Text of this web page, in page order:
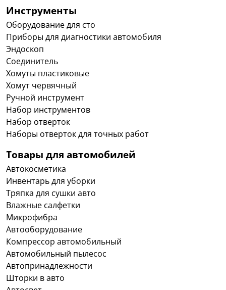
Как выбрать подходящее
оборудование для конкретных
задач?
Выбор техники зависит от интенсивности
использования, площади обслуживания и видов
загрязнений, с которыми приходится сталкиваться
регулярно. В бытовом применении подойдут
компактные модели с умеренными показателями
давления. Если же оборудование используется
ежедневно, стоит обратить внимание на более
производительные решения.
При подборе рекомендуется учитывать
следующие параметры:
рабочее давление и производительность;
совместимость с используемой автохимией;
удобство подключения и обслуживания;
наличие дополнительных насадок;
качество фильтрации воды;
устойчивость комплектующих к износу.
Предприятия проявляют особый интерес к
профессиональному оборудованию для мойки
Инструменты
Оборудование для сто
Приборы для диагностики автомобиля
Эндоскоп
Соединитель
Хомуты пластиковые
Хомут червячный
Ручной инструмент
Набор инструментов
Набор отверток
Наборы отверток для точных работ
Товары для автомобилей
Автокосметика
Инвентарь для уборки
Тряпка для сушки авто
Влажные салфетки
Микрофибра
Автооборудование
Компрессор автомобильный
Автомобильный пылесос
Автопринадлежности
Шторки в авто